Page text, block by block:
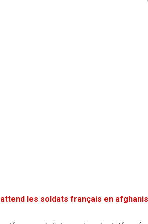
attend les soldats français en